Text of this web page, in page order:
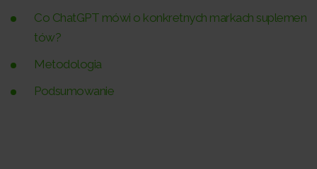
Co ChatGPT mówi o konkretnych markach suplemen
tów?
Metodologia
Podsumowanie